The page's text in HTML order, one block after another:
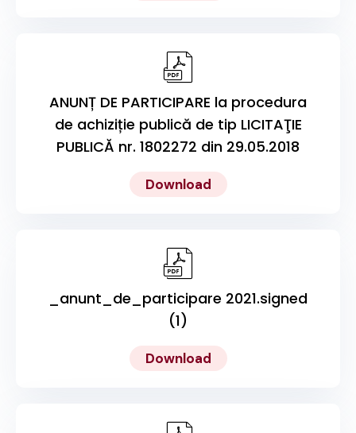
ANUNȚ DE PARTICIPARE la procedura
de achiziție publică de tip LICITAŢIE
PUBLICĂ nr. 1802272 din 29.05.2018
Download
_anunt_de_participare 2021.signed
(1)
Download